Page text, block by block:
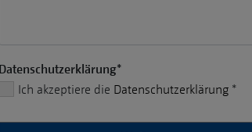
Datenschutzerklärung*
Ich akzeptiere die Datenschutzerklärung *